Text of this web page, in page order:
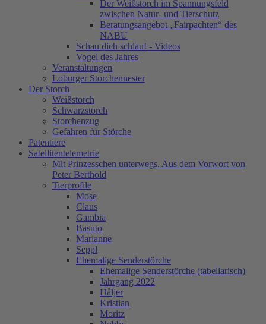
Der Weißstorch im Spannungsfeld
zwischen Natur- und Tierschutz
Beratungsangebot „Fairpachten“ des
NABU
Schau dich schlau! - Videos
Vogel des Jahres
Veranstaltungen
Loburger Storchennester
Der Storch
Weißstorch
Schwarzstorch
Storchenzug
Gefahren für Störche
Patentiere
Satellitentelemetrie
Mit Prinzesschen unterwegs. Aus dem Vorwort von
Peter Berthold
Tierprofile
Mose
Claus
Gambia
Basuto
Marianne
Seppl
Ehemalige Senderstörche
Ehemalige Senderstörche (tabellarisch)
Jahrgang 2022
Håljer
Kristian
Moritz